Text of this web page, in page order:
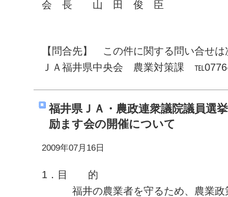
会 長 山 田 俊 臣
【問合先】 この件に関する問い合せは
ＪＡ福井県中央会 農業対策課
福井県ＪＡ・農政連衆議院議員選
励ます会の開催について
2009年07月16日
1．目 的
福井の農業者を守るため、農業政